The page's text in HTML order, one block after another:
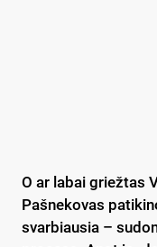
O ar labai griežtas
Pašnekovas
svarbiausia –